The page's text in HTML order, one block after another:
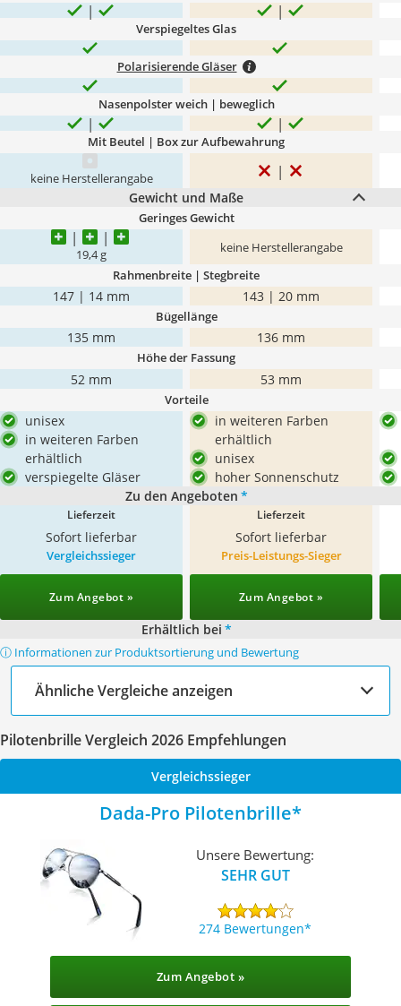
Verspiegeltes Glas
Polarisierende Gläser
Nasenpolster weich | beweglich
Mit Beutel | Box zur Aufbewahrung
keine Herstellerangabe
Gewicht und Maße
Geringes Gewicht
19,4 g keine Herstellerangabe
Rahmenbreite | Stegbreite
147 | 14 mm 143 | 20 mm
Bügellänge
135 mm 136 mm
Höhe der Fassung
52 mm 53 mm
Vorteile
unisex
in weiteren Farben
erhältlich
verspiegelte Gläser
in weiteren Farben
erhältlich
unisex
hoher Sonnenschutz
Zu den Angeboten *
Lieferzeit
Sofort lieferbar
Lieferzeit
Sofort lieferbar
Vergleichssieger
Zum Angebot »
Preis-Leistungs-Sieger
Zum Angebot »
Erhältlich bei *
ⓘ Informationen zur Produktsortierung und Bewertung
Ähnliche Vergleiche anzeigen
Pilotenbrille Vergleich 2026 Empfehlungen
Vergleichssieger
Dada-Pro Pilotenbrille
Unsere Bewertung:
SEHR GUT
274 Bewertungen
Zum Angebot »